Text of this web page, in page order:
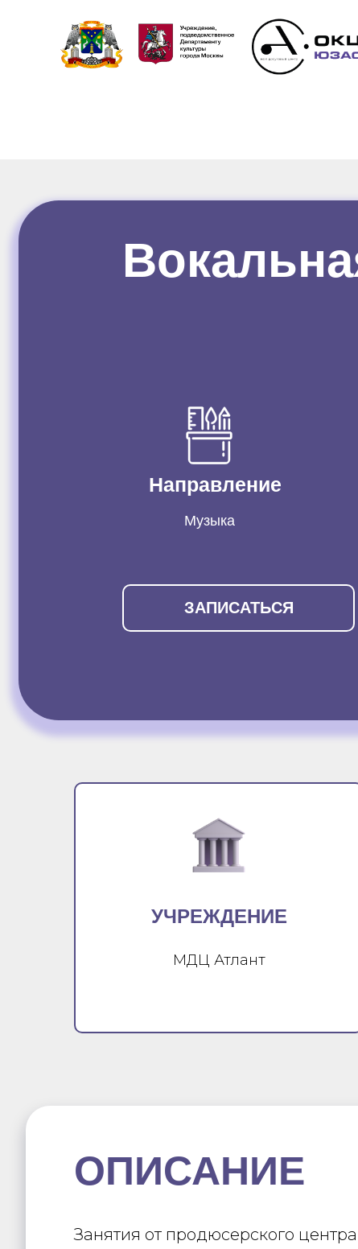
Направление
Музыка
ЗАПИСАТЬСЯ
УЧРЕЖДЕНИЕ
МДЦ Атлант
ОПИСАНИЕ
Занятия от продюсерского